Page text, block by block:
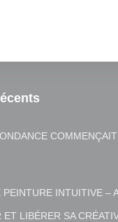
PEINTURE INTUITIVE –
ET LIBÉRER SA